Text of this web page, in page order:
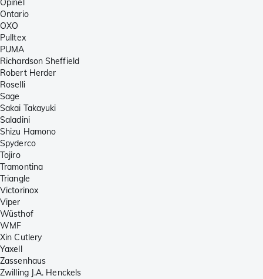
Opinel
Ontario
OXO
Pulltex
PUMA
Richardson Sheffield
Robert Herder
Roselli
Sage
Sakai Takayuki
Saladini
Shizu Hamono
Spyderco
Tojiro
Tramontina
Triangle
Victorinox
Viper
Wüsthof
WMF
Xin Cutlery
Yaxell
Zassenhaus
Zwilling J.A. Henckels